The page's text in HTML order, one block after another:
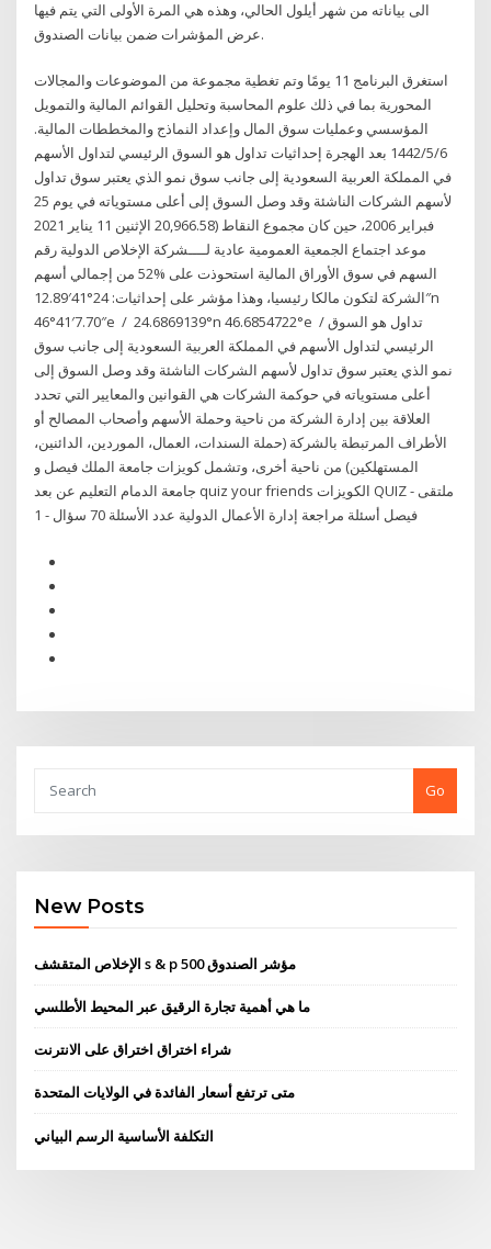
الى بياناته من شهر أيلول الحالي، وهذه هي المرة الأولى التي يتم فيها
عرض المؤشرات ضمن بيانات الصندوق.
استغرق البرنامج 11 يومًا وتم تغطية مجموعة من الموضوعات والمجالات
المحورية بما في ذلك علوم المحاسبة وتحليل القوائم المالية والتمويل
المؤسسي وعمليات سوق المال وإعداد النماذج والمخططات المالية.
6‏‏/5‏‏/1442 بعد الهجرة إحداثيات تداول هو السوق الرئيسي لتداول الأسهم
في المملكة العربية السعودية إلى جانب سوق نمو الذي يعتبر سوق تداول
لأسهم الشركات الناشئة وقد وصل السوق إلى أعلى مستوياته في يوم 25
فبراير 2006، حين كان مجموع النقاط (20,966.58 الإثنين 11 يناير 2021
موعد اجتماع الجمعية العمومية عادية لــــشركة الإخلاص الدولية رقم
السهم في سوق الأوراق المالية استحوذت على %52 من إجمالي أسهم
الشركة لتكون مالكا رئيسيا، وهذا مؤشر على إحداثيات: 24°41′12.89″n
46°41′7.70″e / 24.6869139°n 46.6854722°e / تداول هو السوق
الرئيسي لتداول الأسهم في المملكة العربية السعودية إلى جانب سوق
نمو الذي يعتبر سوق تداول لأسهم الشركات الناشئة وقد وصل السوق إلى
أعلى مستوياته في حوكمة الشركات هي القوانين والمعايير التي تحدد
العلاقة بين إدارة الشركة من ناحية وحملة الأسهم وأصحاب المصالح أو
الأطراف المرتبطة بالشركة (حملة السندات، العمال، الموردين، الدائنين،
المستهلكين) من ناحية أخرى، وتشمل كويزات جامعة الملك فيصل و
جامعة الدمام التعليم عن بعد quiz your friends الكويزات QUIZ - ملتقى
فيصل أسئلة مراجعة إدارة الأعمال الدولية عدد الأسئلة 70 سؤال - 1
Go
New Posts
الإخلاص المتقشف s & p 500 مؤشر الصندوق
ما هي أهمية تجارة الرقيق عبر المحيط الأطلسي
شراء اختراق اختراق على الانترنت
متى ترتفع أسعار الفائدة في الولايات المتحدة
التكلفة الأساسية الرسم البياني